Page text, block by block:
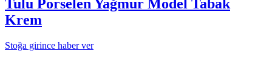
Tulu Porselen Yağmur Model Tabak
Krem
Stoğa girince haber ver